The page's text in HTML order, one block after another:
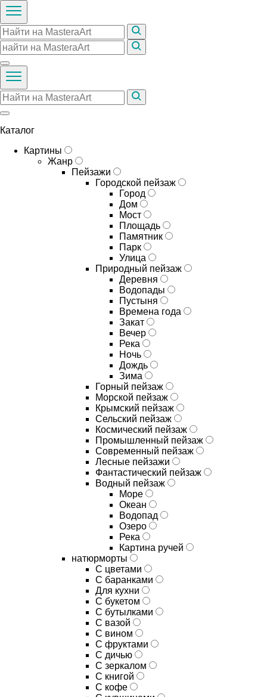
Каталог
Картины
Жанр
Пейзажи
Городской пейзаж
Город
Дом
Мост
Площадь
Памятник
Парк
Улица
Природный пейзаж
Деревня
Водопады
Пустыня
Времена года
Закат
Вечер
Река
Ночь
Дождь
Зима
Горный пейзаж
Морской пейзаж
Крымский пейзаж
Сельский пейзаж
Космический пейзаж
Промышленный пейзаж
Современный пейзаж
Лесные пейзажи
Фантастический пейзаж
Водный пейзаж
Море
Океан
Водопад
Озеро
Река
Картина ручей
натюрморты
С цветами
С баранками
Для кухни
C букетом
C бутылками
C вазой
C вином
C фруктами
C дичью
C зеркалом
C книгой
C кофе